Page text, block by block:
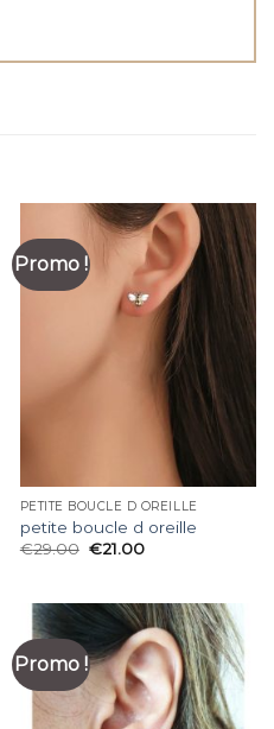
Promo !
PETITE BOUCLE D OREILLE
petite boucle d oreille
€29.00 €21.00
Promo !